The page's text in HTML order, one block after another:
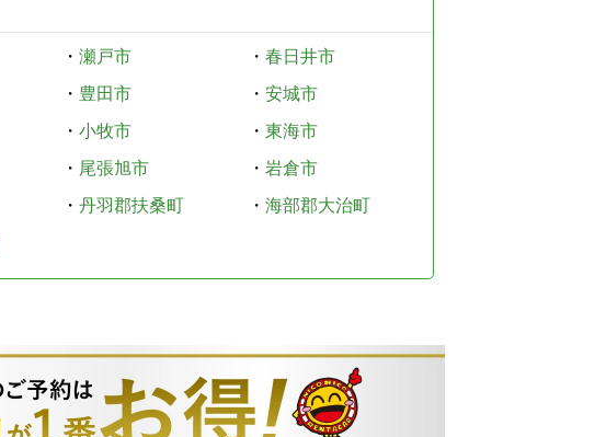
・ 瀬戸市 ・ 春日井市
・ 豊田市 ・ 安城市
・ 小牧市 ・ 東海市
・ 尾張旭市 ・ 岩倉市
・ 丹羽郡扶桑町 ・ 海部郡大治町